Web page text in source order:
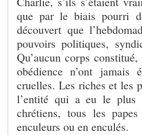
que par le biais pourri
découvert que
pouvoirs politiques,
Qu’aucun corps
obédience n’ont
cruelles. Les riches et les
l’entité qui a eu le plus
chrétiens, tous les
enculeurs ou en enculés.